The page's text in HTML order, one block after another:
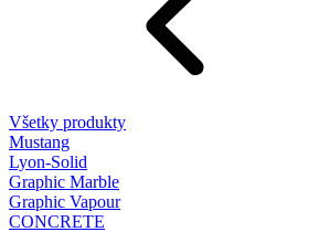
Všetky produkty
Mustang
Lyon-Solid
Graphic Marble
Graphic Vapour
CONCRETE